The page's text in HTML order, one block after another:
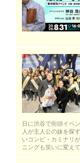
日に渋谷で街頭イベ
人が主人公の妹を探
いコンビ・カミナリ
ニングも笑いに変え